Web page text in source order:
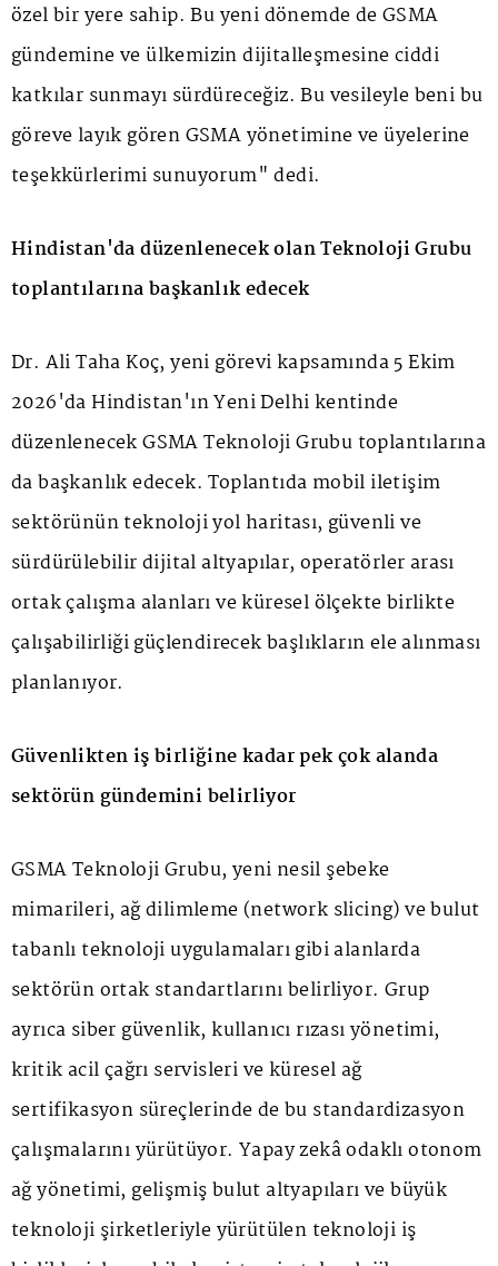
özel bir yere sahip. Bu yeni dönemde de GSMA
gündemine ve ülkemizin dijitalleşmesine ciddi
katkılar sunmayı sürdüreceğiz. Bu vesileyle beni bu
göreve layık gören GSMA yönetimine ve üyelerine
teşekkürlerimi sunuyorum" dedi.
Hindistan'da düzenlenecek olan Teknoloji Grubu
toplantılarına başkanlık edecek
Dr. Ali Taha Koç, yeni görevi kapsamında 5 Ekim
2026'da Hindistan'ın Yeni Delhi kentinde
düzenlenecek GSMA Teknoloji Grubu toplantılarına
da başkanlık edecek. Toplantıda mobil iletişim
sektörünün teknoloji yol haritası, güvenli ve
sürdürülebilir dijital altyapılar, operatörler arası
ortak çalışma alanları ve küresel ölçekte birlikte
çalışabilirliği güçlendirecek başlıkların ele alınması
planlanıyor.
Güvenlikten iş birliğine kadar pek çok alanda
sektörün gündemini belirliyor
GSMA Teknoloji Grubu, yeni nesil şebeke
mimarileri, ağ dilimleme (network slicing) ve bulut
tabanlı teknoloji uygulamaları gibi alanlarda
sektörün ortak standartlarını belirliyor. Grup
ayrıca siber güvenlik, kullanıcı rızası yönetimi,
kritik acil çağrı servisleri ve küresel ağ
sertifikasyon süreçlerinde de bu standardizasyon
çalışmalarını yürütüyor. Yapay zekâ odaklı otonom
ağ yönetimi, gelişmiş bulut altyapıları ve büyük
teknoloji şirketleriyle yürütülen teknoloji iş